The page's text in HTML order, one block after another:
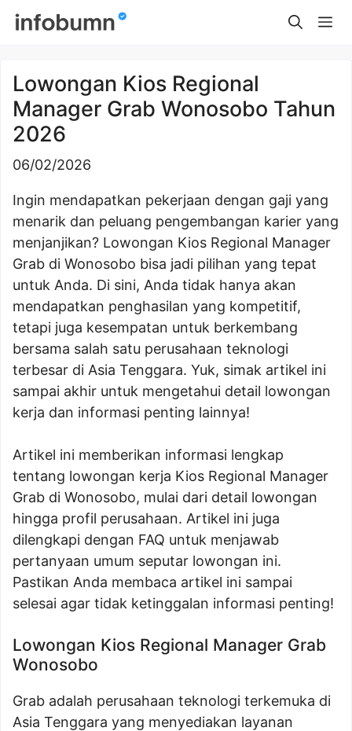
Skip
Lowongan Kios Regional
Manager Grab Wonosobo Tahun
2026
06/02/2026
Ingin mendapatkan pekerjaan dengan gaji yang
menarik dan peluang pengembangan karier yang
menjanjikan? Lowongan Kios Regional Manager
Grab di Wonosobo bisa jadi pilihan yang tepat
untuk Anda. Di sini, Anda tidak hanya akan
mendapatkan penghasilan yang kompetitif,
tetapi juga kesempatan untuk berkembang
bersama salah satu perusahaan teknologi
terbesar di Asia Tenggara. Yuk, simak artikel ini
sampai akhir untuk mengetahui detail lowongan
kerja dan informasi penting lainnya!
Artikel ini memberikan informasi lengkap
tentang lowongan kerja Kios Regional Manager
Grab di Wonosobo, mulai dari detail lowongan
hingga profil perusahaan. Artikel ini juga
dilengkapi dengan FAQ untuk menjawab
pertanyaan umum seputar lowongan ini.
Pastikan Anda membaca artikel ini sampai
selesai agar tidak ketinggalan informasi penting!
Lowongan Kios Regional Manager Grab
Wonosobo
Grab adalah perusahaan teknologi terkemuka di
Asia Tenggara yang menyediakan layanan